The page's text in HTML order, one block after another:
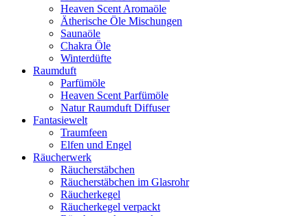
Heaven Scent Aromaöle
Ätherische Öle Mischungen
Saunaöle
Chakra Öle
Winterdüfte
Raumduft
Parfümöle
Heaven Scent Parfümöle
Natur Raumduft Diffuser
Fantasiewelt
Traumfeen
Elfen und Engel
Räucherwerk
Räucherstäbchen
Räucherstäbchen im Glasrohr
Räucherkegel
Räucherkegel verpackt